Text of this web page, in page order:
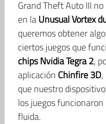
Grand Theft Auto III
en laUnusual Vortex
queremos obtener
ciertos juegos que
chips Nvidia Tegra 2,
aplicación Chinfire 3D,
que nuestro
los juegos
fluida.